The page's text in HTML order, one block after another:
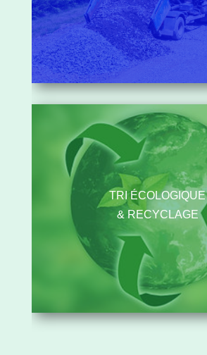
TRI ÉCOLOGIQUE
& RECYCLAGE